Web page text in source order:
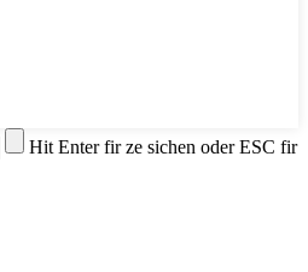
Hit Enter fir ze sichen oder ESC fir